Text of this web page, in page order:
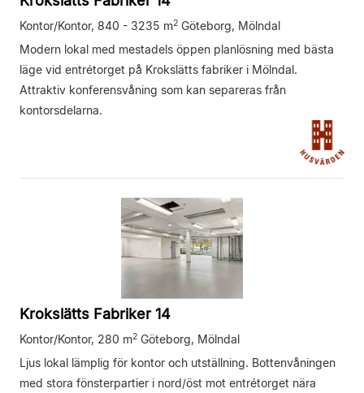
Kontor/Kontor, 840 - 3235 m2 Göteborg, Mölndal
Modern lokal med mestadels öppen planlösning med bästa
läge vid entrétorget på Krokslätts fabriker i Mölndal.
Attraktiv konferensvåning som kan separeras från
kontorsdelarna.
Krokslätts Fabriker 14
Kontor/Kontor, 280 m2 Göteborg, Mölndal
Ljus lokal lämplig för kontor och utställning. Bottenvåningen
med stora fönsterpartier i nord/öst mot entrétorget nära